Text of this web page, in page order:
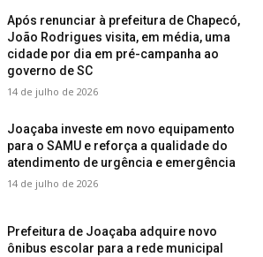
Após renunciar à prefeitura de Chapecó,
João Rodrigues visita, em média, uma
cidade por dia em pré-campanha ao
governo de SC
14 de julho de 2026
Joaçaba investe em novo equipamento
para o SAMU e reforça a qualidade do
atendimento de urgência e emergência
14 de julho de 2026
Prefeitura de Joaçaba adquire novo
ônibus escolar para a rede municipal